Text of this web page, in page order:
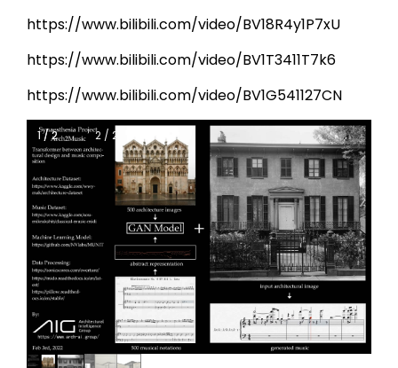
https://www.bilibili.com/video/BV18R4y1P7xU
https://www.bilibili.com/video/BV1T3411T7k6
https://www.bilibili.com/video/BV1G541127CN
1 / 2
1 / 2 2 / 2